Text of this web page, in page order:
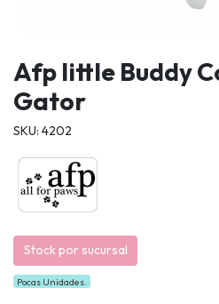
Afp little Buddy
Gator
SKU: 4202
Stock por sucursal
Pocas Unidades.